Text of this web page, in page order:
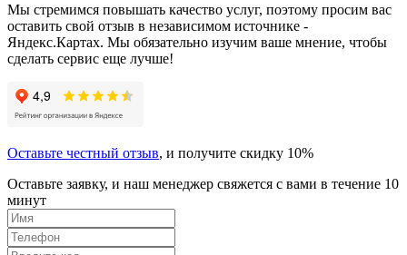
Мы стремимся повышать качество услуг, поэтому просим вас
оставить свой отзыв в независимом источнике -
Яндекс.Картах. Мы обязательно изучим ваше мнение, чтобы
сделать сервис еще лучше!
Оставьте честный отзыв, и получите скидку 10%
Оставьте заявку, и наш менеджер свяжется с вами в течение 10
минут